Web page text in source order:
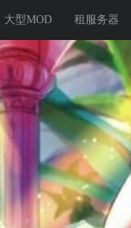
大型MOD 租服务器